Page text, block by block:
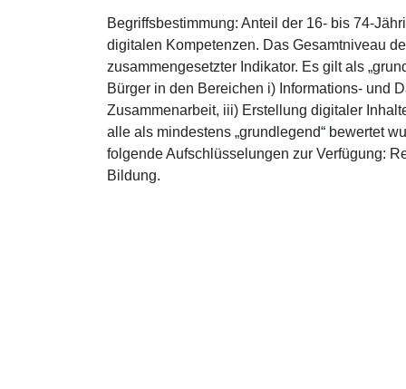
Begriffsbestimmung: Anteil der 16- bis 74-
digitalen Kompetenzen. Das Gesamtniveau
zusammengesetzter Indikator. Es gilt als
Bürger in den Bereichen i) Informations- und
Zusammenarbeit, iii) Erstellung digitaler
alle als mindestens „grundlegend“ bewertet
folgende Aufschlüsselungen zur Verfügung:
Bildung.